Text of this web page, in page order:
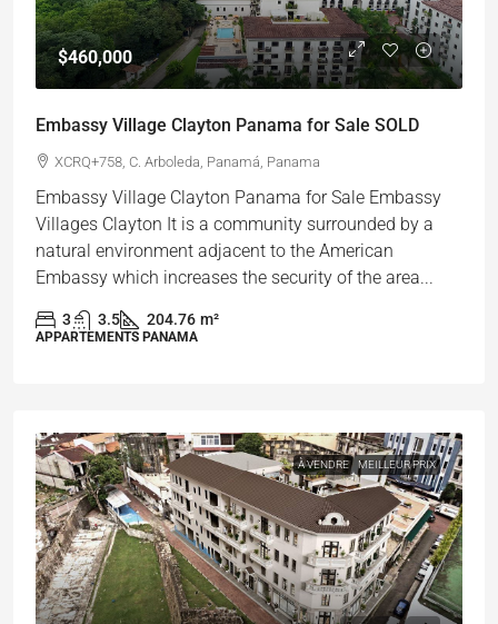
$460,000
Embassy Village Clayton Panama for Sale SOLD
XCRQ+758, C. Arboleda, Panamá, Panama
Embassy Village Clayton Panama for Sale Embassy
Villages Clayton It is a community surrounded by a
natural environment adjacent to the American
Embassy which increases the security of the area...
3 3.5 204.76 m²
APPARTEMENTS PANAMA
À VENDRE MEILLEUR PRIX